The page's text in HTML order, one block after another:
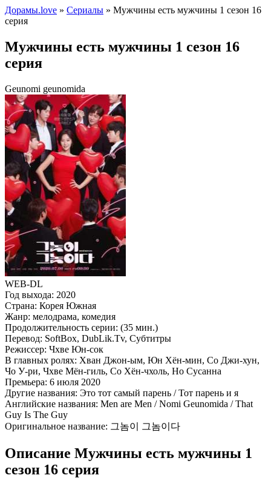
Дорамы.love » Сериалы » Мужчины есть мужчины 1 сезон 16
серия
Мужчины есть мужчины 1 сезон 16
серия
Geunomi geunomida
WEB-DL
Год выхода: 2020
Страна: Корея Южная
Жанр: мелодрама, комедия
Продолжительность серии: (35 мин.)
Перевод: SoftBox, DubLik.Tv, Субтитры
Режиссер: Чхве Юн-сок
В главных ролях: Хван Джон-ым, Юн Хён-мин, Со Джи-хун,
Чо У-ри, Чхве Мён-гиль, Со Хён-чхоль, Но Сусанна
Премьера: 6 июля 2020
Другие названия: Это тот самый парень / Тот парень и я
Английские названия: Men are Men / Nomi Geunomida / That
Guy Is The Guy
Оригинальное название: 그놈이 그놈이다
Описание Мужчины есть мужчины 1
сезон 16 серия